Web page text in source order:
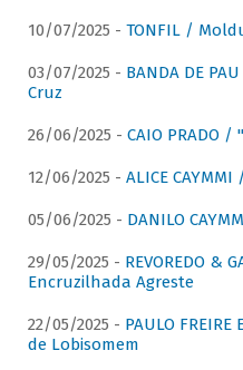
10/07/2025 - TONFIL /
03/07/2025 - BANDA DE
Cruz
26/06/2025 - CAIO PRADO /
12/06/2025 - ALICE
05/06/2025 - DANILO
29/05/2025 - REVOREDO &
Encruzilhada Agreste
22/05/2025 - PAULO
de Lobisomem